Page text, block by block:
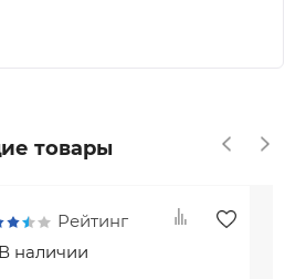
товары
Рейтинг
В наличии